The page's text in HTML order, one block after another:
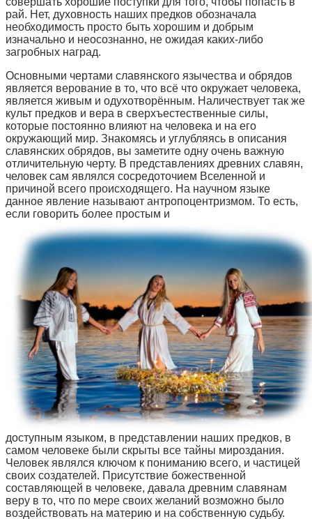
рай. Нет, духовность наших предков обозначала
необходимость просто быть хорошим и добрым
изначально и неосознанно, не ожидая каких-либо
загробных наград.
Основными чертами славянского язычества и обрядов
является верование в то, что всё что окружает человека,
является живым и одухотворённым. Наличествует так же
культ предков и вера в сверхъестественные силы,
которые постоянно влияют на человека и на его
окружающий мир. Знакомясь и углубляясь в описания
славянских обрядов, вы заметите одну очень важную
отличительную черту. В представлениях древних славян,
человек сам являлся сосредоточием Вселенной и
причиной всего происходящего. На научном языке
данное явление называют антропоцентризмом. То есть,
если говорить более простым и
доступным языком, в представлении наших предков, в
самом человеке были скрыты все тайны мироздания.
Человек являлся ключом к пониманию всего, и частицей
своих создателей. Присутствие божественной
составляющей в человеке, давала древним славянам
веру в то, что по мере своих желаний возможно было
воздействовать на материю и на собственную судьбу.